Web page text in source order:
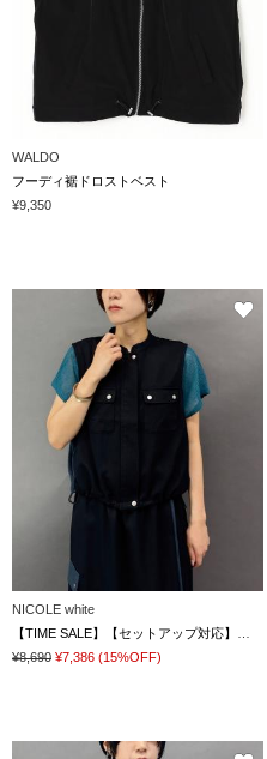
WALDO
フーディ裾ドロストベスト
¥9,350
NICOLE white
¥8,690 ¥7,386 (15%OFF)